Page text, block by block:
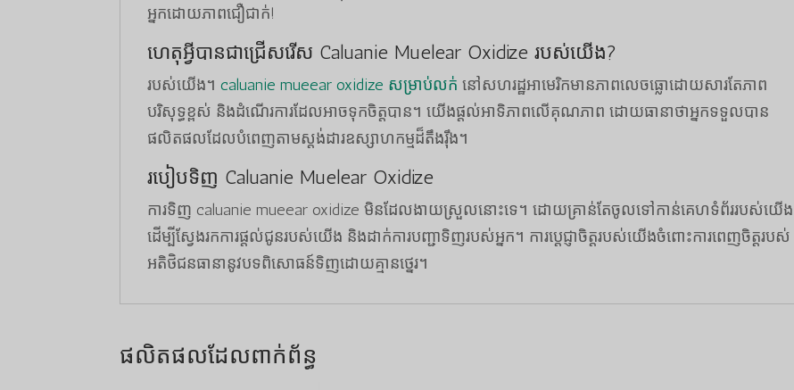
អ្នកដោយភាពជឿជាក់!
ហេតុអ្វីបានជាជ្រើសរើស Caluanie Muelear Oxidize របស់យើង?
របស់យើង។caluanie mueear oxidize សម្រាប់លក់ នៅសហរដ្ឋអាមេរិកមានភាពលេចធ្លោដោយសារតែភាព
បរិសុទ្ធខ្ពស់ និងដំណើរការដែលអាចទុកចិត្តបាន។ យើងផ្តល់អាទិភាពលើគុណភាព ដោយធានាថាអ្នកទទួលបាន
ផលិតផលដែលបំពេញតាមស្តង់ដារឧស្សាហកម្មដ៏តឹងរ៉ឹង។
របៀបទិញ Caluanie Muelear Oxidize
ការទិញ caluanie mueear oxidize មិនដែលងាយស្រួលនោះទេ។ ដោយគ្រាន់តែចូលទៅកាន់គេហទំព័ររបស់យើង
ដើម្បីស្វែងរកការផ្តល់ជូនរបស់យើង និងដាក់ការបញ្ជាទិញរបស់អ្នក។ ការប្តេជ្ញាចិត្តរបស់យើងចំពោះការពេញចិត្តរបស់
អតិថិជនធានានូវបទពិសោធន៍ទិញដោយគ្មានថ្នេរ។
ផលិតផលដែលពាក់ព័ន្ធ